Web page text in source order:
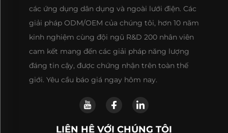
các ứng dụng dân dụng và ngoài lưới điện. Các
giải pháp ODM/OEM của chúng tôi, hơn 10 năm
kinh nghiệm cùng đội ngũ R&D 200 nhân viên
cam kết mang đến các giải pháp năng lượng
đáng tin cậy, được chứng nhận trên toàn thế
giới. Yêu cầu báo giá ngay hôm nay.
LIÊN HỆ VỚI CHÚNG TÔI